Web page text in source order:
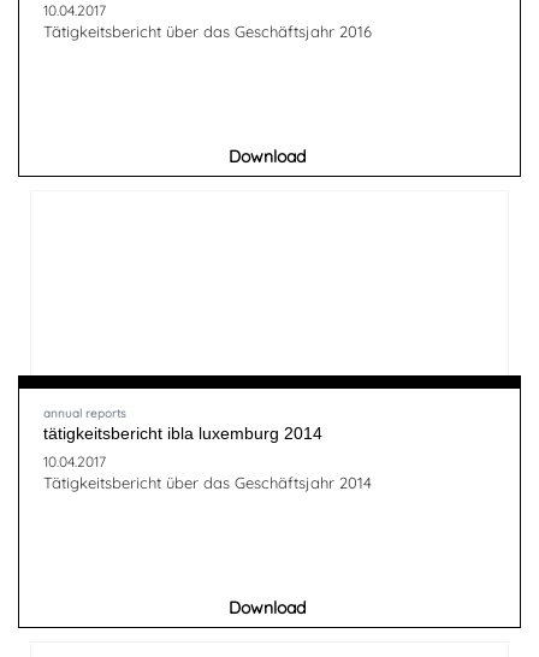
10.04.2017
Tätigkeitsbericht über das Geschäftsjahr 2016
Download
annual reports
tätigkeitsbericht ibla luxemburg 2014
10.04.2017
Tätigkeitsbericht über das Geschäftsjahr 2014
Download